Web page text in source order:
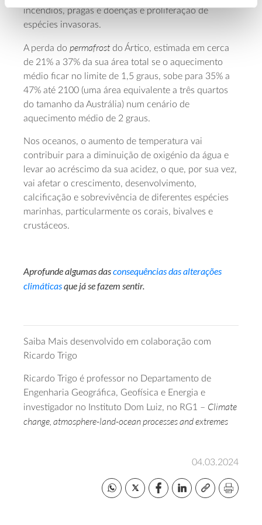
incêndios, pragas e doenças e proliferação de
espécies invasoras.
A perda do permafrostdo Ártico, estimada em cerca
de 21% a 37% da sua área total se o aquecimento
médio ficar no limite de 1,5 graus, sobe para 35% a
47% até 2100 (uma área equivalente a três quartos
do tamanho da Austrália) num cenário de
aquecimento médio de 2 graus.
Nos oceanos, o aumento de temperatura vai
contribuir para a diminuição de oxigénio da água e
levar ao acréscimo da sua acidez, o que, por sua vez,
vai afetar o crescimento, desenvolvimento,
calcificação e sobrevivência de diferentes espécies
marinhas, particularmente os corais, bivalves e
crustáceos.
Aprofunde algumas dasconsequências das alterações
climáticasque já se fazem sentir.
Saiba Mais desenvolvido em colaboração com
Ricardo Trigo
Ricardo Trigo é professor no Departamento de
Engenharia Geográfica, Geofísica e Energia e
investigador no Instituto Dom Luiz, no RG1 – Climate
change, atmosphere-land-ocean processes and extremes
04.03.2024